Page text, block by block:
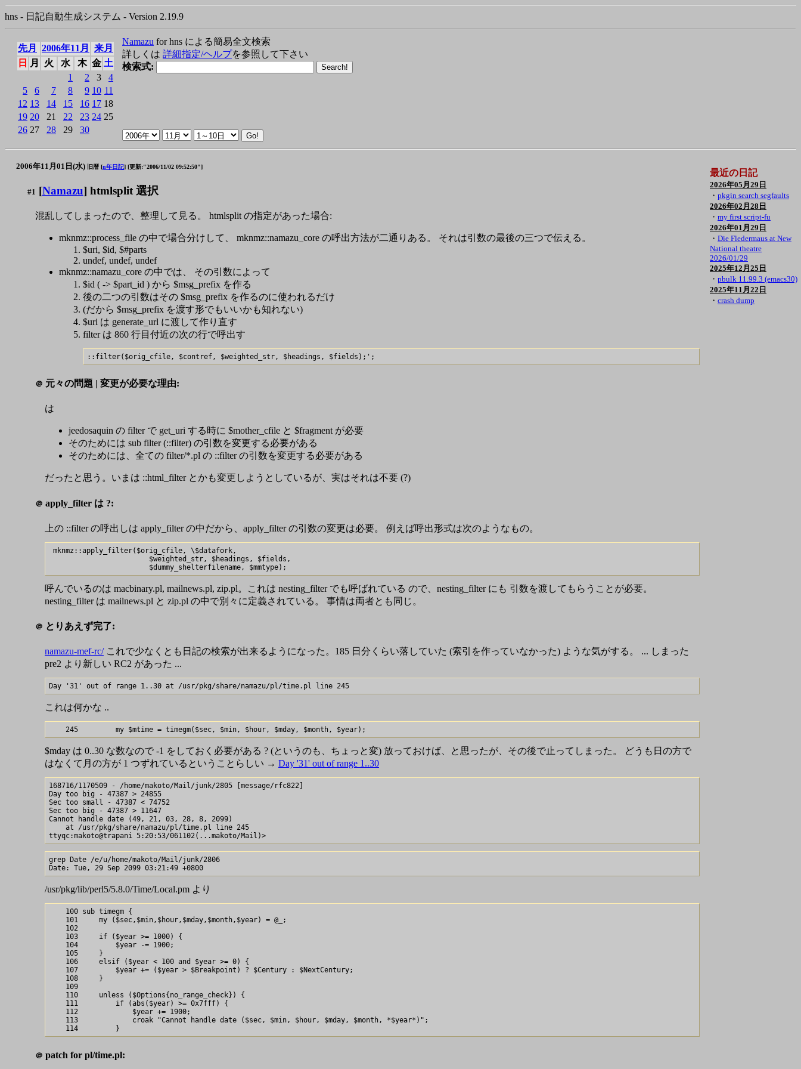
hns - 日記自動生成システム - Version 2.19.9
先月 2006年11月
来月
日
月 火 水 木 金 土
1
2 3
4
5
6 7 8 9 10 11
12 13 14 15 16 17 18
19 20 21 22 23 24 25
26 27 28 29 30
Namazu for hns による簡易全文検索
詳しくは 詳細指定/ヘルプを参照して下さい
検索式:
2006年11月01日(水) 旧暦 [n年日記] [更新:"2006/11/02 09:52:50"]
#1 [Namazu] htmlsplit 選択
混乱してしまったので、整理して見る。 htmlsplit の指定があった場合:
mknmz::process_file の中で場合分けして、 mknmz::namazu_core の呼出方法が二通りある。 それは引数の最後の三つで伝える。
$uri, $id, $#parts
undef, undef, undef
mknmz::namazu_core の中では、 その引数によって
$id ( -> $part_id ) から $msg_prefix を作る
後の二つの引数はその $msg_prefix を作るのに使われるだけ
(だから $msg_prefix を渡す形でもいいかも知れない)
$uri は generate_url に渡して作り直す
filter は 860 行目付近の次の行で呼出す
＠ 元々の問題 | 変更が必要な理由:
は
jeedosaquin の filter で get_uri する時に $mother_cfile と $fragment が必要
そのためには sub filter (::filter) の引数を変更する必要がある
そのためには、全ての filter/*.pl の ::filter の引数を変更する必要がある
だったと思う。いまは ::html_filter とかも変更しようとしているが、実はそれは不要 (?)
＠ apply_filter は ?:
上の ::filter の呼出しは apply_filter の中だから、apply_filter の引数の変更は必要。 例えば呼出形式は次のようなもの。
mknmz::apply_filter($orig_cfile, \$datafork,
                        $weighted_str, $headings, $fields,
呼んでいるのは macbinary.pl, mailnews.pl, zip.pl。これは nesting_filter でも呼ばれている ので、nesting_filter にも 引数を渡してもらうことが必要。
nesting_filter は mailnews.pl と zip.pl の中で別々に定義されている。 事情は両者とも同じ。
＠ とりあえず完了:
namazu-mef-rc/これで少なくとも日記の検索が出来るようになった。185 日分くらい落していた (索引を作っていなかった) ような気がする。 ... しまった
pre2 より新しい RC2 があった ...
これは何かな ..
$mday は 0..30 な数なので -1 をしておく必要がある ? (というのも、ちょっと変) 放っておけば、と思ったが、その後で止ってしまった。 どうも日の方で
はなくて月の方が 1 つずれているということらしい → Day '31' out of range 1..30
168716/1170509 - /home/makoto/Mail/junk/2805 [message/rfc822]
Day too big - 47387 > 24855
Sec too small - 47387 < 74752
Sec too big - 47387 > 11647
Cannot handle date (49, 21, 03, 28, 8, 2099)
    at /usr/pkg/share/namazu/pl/time.pl line 245
grep Date /e/u/home/makoto/Mail/junk/2806
/usr/pkg/lib/perl5/5.8.0/Time/Local.pm より
    100 sub timegm {
    101     my ($sec,$min,$hour,$mday,$month,$year) = @_;
    102
    103     if ($year >= 1000) {
    104         $year -= 1900;
    105     }
    106     elsif ($year < 100 and $year >= 0) {
    107         $year += ($year > $Breakpoint) ? $Century : $NextCentury;
    108     }
    109
    110     unless ($Options{no_range_check}) {
    111         if (abs($year) >= 0x7fff) {
    112             $year += 1900;
    113             croak "Cannot handle date ($sec, $min, $hour, $mday, $month, *$year*)";
＠ patch for pl/time.pl:
最近の日記
2026年05月29日
・ pkgin search segfaults
2026年02月28日
・ my first script-fu
2026年01月29日
・ Die Fledermaus at New
National theatre
2026/01/29
2025年12月25日
・ pbulk 11.99.3 (emacs30)
2025年11月22日
・ crash dump